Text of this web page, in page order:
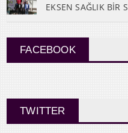
EKSEN SAĞLIK BİR
FACEBOOK
TWITTER